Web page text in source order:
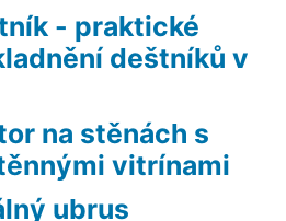
- praktické
deštníků v
na stěnách s
vitrínami
ubrus